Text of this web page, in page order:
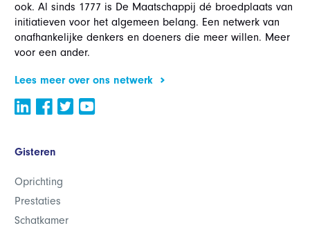
ook. Al sinds 1777 is De Maatschappij dé broedplaats van
initiatieven voor het algemeen belang. Een netwerk van
onafhankelijke denkers en doeners die meer willen. Meer
voor een ander.
Lees meer over ons netwerk
Gisteren
Oprichting
Prestaties
Schatkamer